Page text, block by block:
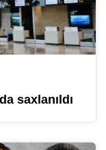
saxlanıldı